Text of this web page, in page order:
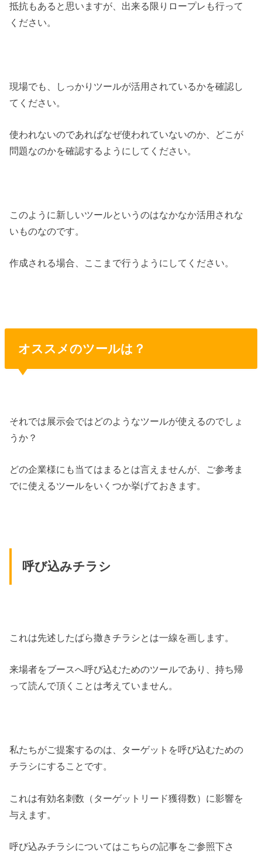
抵抗もあると思いますが、出来る限りロープレも行って
ください。
現場でも、しっかりツールが活用されているかを確認し
てください。
使われないのであればなぜ使われていないのか、どこが
問題なのかを確認するようにしてください。
このように新しいツールというのはなかなか活用されな
いものなのです。
作成される場合、ここまで行うようにしてください。
オススメのツールは？
それでは展示会ではどのようなツールが使えるのでしょ
うか？
どの企業様にも当てはまるとは言えませんが、ご参考ま
でに使えるツールをいくつか挙げておきます。
呼び込みチラシ
これは先述したばら撒きチラシとは一線を画します。
来場者をブースへ呼び込むためのツールであり、持ち帰
って読んで頂くことは考えていません。
私たちがご提案するのは、ターゲットを呼び込むための
チラシにすることです。
これは有効名刺数（ターゲットリード獲得数）に影響を
与えます。
呼び込みチラシについてはこちらの記事をご参照下さ